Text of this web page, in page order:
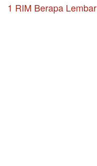
1 RIM Berapa Lembar